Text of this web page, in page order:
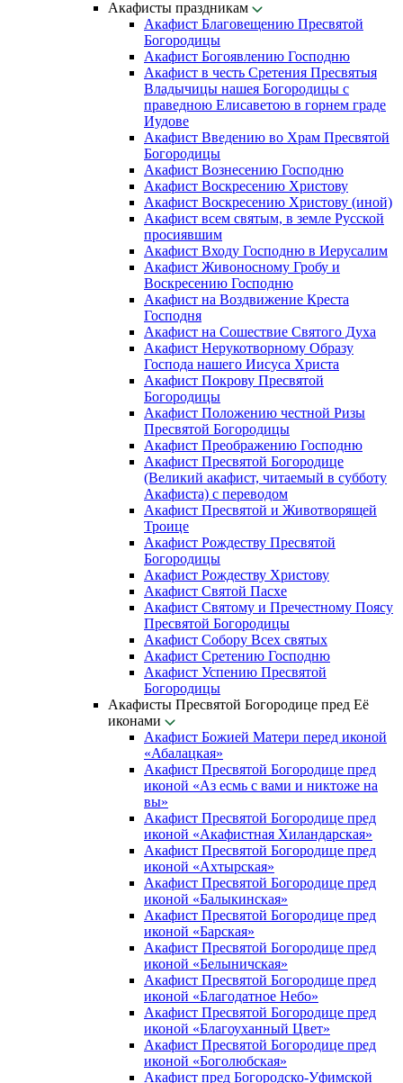
Акафисты праздникам
Акафист Благовещению Пресвятой
Богородицы
Акафист Богоявлению Господню
Акафист в честь Сретения Пресвятыя
Владычицы нашея Богородицы с
праведною Елисаветою в горнем граде
Иудове
Акафист Введению во Храм Пресвятой
Богородицы
Акафист Вознесению Господню
Акафист Воскресению Христову
Акафист Воскресению Христову (иной)
Акафист всем святым, в земле Русской
просиявшим
Акафист Входу Господню в Иерусалим
Акафист Живоносному Гробу и
Воскресению Господню
Акафист на Воздвижение Креста
Господня
Акафист на Сошествие Святого Духа
Акафист Нерукотворному Образу
Господа нашего Иисуса Христа
Акафист Покрову Пресвятой
Богородицы
Акафист Положению честной Ризы
Пресвятой Богородицы
Акафист Преображению Господню
Акафист Пресвятой Богородице
(Великий акафист, читаемый в субботу
Акафиста) с переводом
Акафист Пресвятой и Животворящей
Троице
Акафист Рождеству Пресвятой
Богородицы
Акафист Рождеству Христову
Акафист Святой Пасхе
Акафист Святому и Пречестному Поясу
Пресвятой Богородицы
Акафист Собору Всех святых
Акафист Сретению Господню
Акафист Успению Пресвятой
Богородицы
Акафисты Пресвятой Богородице пред Её
иконами
Акафист Божией Матери перед иконой
«Абалацкая»
Акафист Пресвятой Богородице пред
иконой «Аз есмь с вами и никтоже на
вы»
Акафист Пресвятой Богородице пред
иконой «Акафистная Хиландарская»
Акафист Пресвятой Богородице пред
иконой «Ахтырская»
Акафист Пресвятой Богородице пред
иконой «Балыкинская»
Акафист Пресвятой Богородице пред
иконой «Барская»
Акафист Пресвятой Богородице пред
иконой «Белыничская»
Акафист Пресвятой Богородице пред
иконой «Благодатное Небо»
Акафист Пресвятой Богородице пред
иконой «Благоуханный Цвет»
Акафист Пресвятой Богородице пред
иконой «Боголюбская»
Акафист пред Богородско-Уфимской